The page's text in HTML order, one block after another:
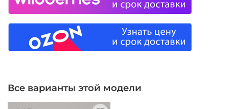
Все варианты этой модели